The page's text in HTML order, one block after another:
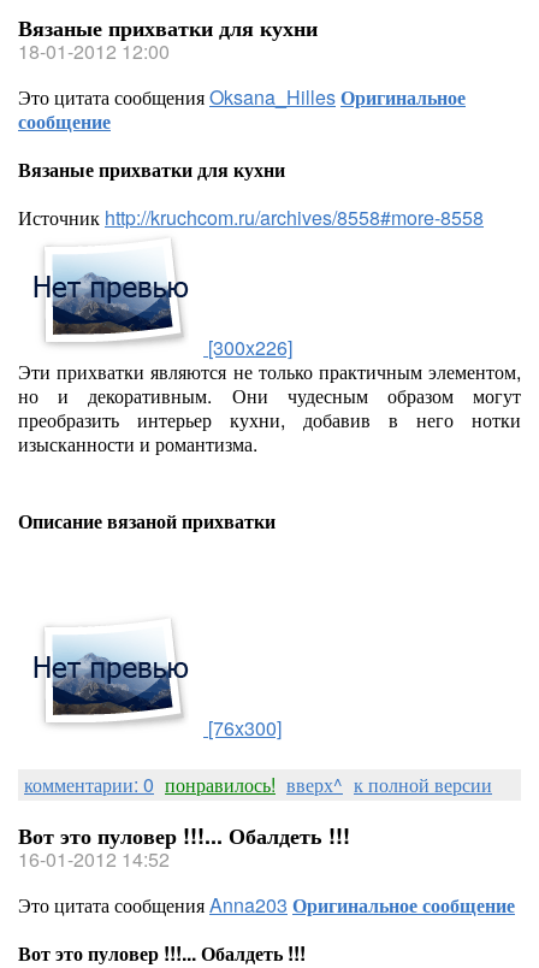
Вязаные прихватки для кухни
18-01-2012 12:00
Это цитата сообщенияOksana_HillesОригинальное
сообщение
Вязаные прихватки для кухни
Источник http://kruchcom.ru/archives/8558#more-8558
[300x226]
Эти прихватки являются не только практичным элементом,
но и декоративным. Они чудесным образом могут
преобразить интерьер кухни, добавив в него нотки
изысканности и романтизма.
Описание вязаной прихватки
[76x300]
комментарии: 0 понравилось! вверх^ к полной версии
Вот это пуловер !!!... Обалдеть !!!
16-01-2012 14:52
Это цитата сообщенияAnna203 Оригинальное сообщение
Вот это пуловер !!!... Обалдеть !!!